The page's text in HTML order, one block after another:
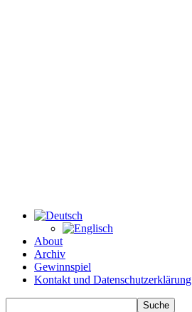
About
Archiv
Gewinnspiel
Kontakt und Datenschutzerklärung